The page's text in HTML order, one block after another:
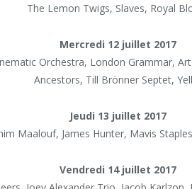
The Lemon Twigs, Slaves, Royal
Mercredi 12 juillet 2017
Orchestra, London Grammar,
Ancestors, Till Brönner Septet,
Jeudi 13 juillet 2017
Maalouf, James Hunter, Mavis
Vendredi 14 juillet 2017